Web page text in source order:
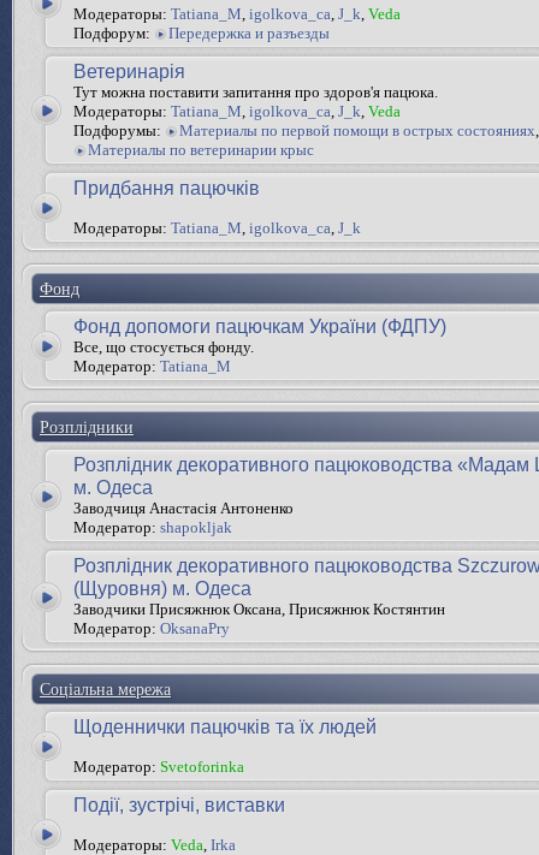
Модераторы: Tatiana_M, igolkova_ca, J_k, Veda
Подфорум:
Передержка и разъезды
Ветеринарія
Тут можна поставити запитання про здоров'я пацюка.
Модераторы: Tatiana_M, igolkova_ca, J_k, Veda
Подфорумы:
Материалы по первой помощи в острых состояниях,
Материалы по ветеринарии крыс
Придбання пацючків
Модераторы: Tatiana_M, igolkova_ca, J_k
Фонд
Фонд допомоги пацючкам України (ФДПУ)
Все, що стосується фонду.
Модератор: Tatiana_M
Розплідники
Розплідник декоративного пацюководства
м. Одеса
Заводчиця Анастасія Антоненко
Модератор: shapokljak
Розплідник декоративного пацюководства
(Щуровня) м. Одеса
Заводчики Присяжнюк Оксана, Присяжнюк Костянтин
Модератор: OksanaPry
Соціальна мережа
Щоденнички пацючків та їх людей
Модератор: Svetoforinka
Події, зустрічі, виставки
Модераторы: Veda, Irka